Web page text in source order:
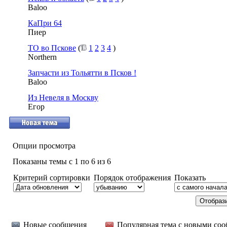
Baloo
КаПри 64
Пиер
ТО во Пскове ( 1 2 3 4 )
Northern
Запчасти из Тольятти в Псков !
Baloo
Из Невеля в Москву
Егор
Опции просмотра
Показаны темы с 1 по 6 из 6
Критерий сортировки Порядок отображения Показать
Новые сообщения
Популярная тема с новыми